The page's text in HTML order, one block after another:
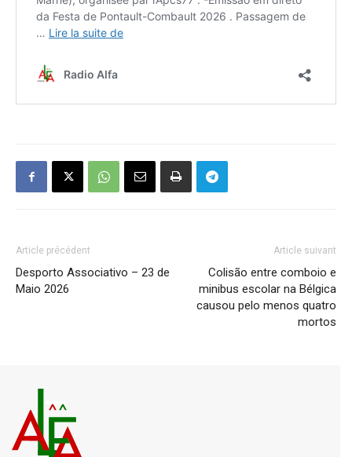
Article précédent
Desporto Associativo – 23 de
Maio 2026
Article suivant
Colisão entre comboio e
minibus escolar na Bélgica
causou pelo menos quatro
mortos